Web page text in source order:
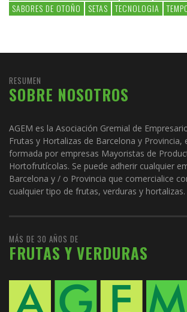
SABORES DE OTOÑO
SETAS TECNOLOGIA
RESUMEN
SOBRE NOSOTROS
AGEM es la Asociación Gremial de
Frutas y Hortalizas de Barcelona y Provincia,
formada por empresas Mayoristas de
Hortofrutícolas. Se puede adherir cualquier
Barcelona y / o Provincia que comercialice
cualquier tipo de frutas, verduras y hortalizas.
MÁS DE 30 AÑOS DE
FRUTAS Y VERDURAS